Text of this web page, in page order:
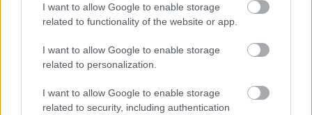
I want to allow Google to enable storage
related to functionality of the website or app.
I want to allow Google to enable storage
related to personalization.
I want to allow Google to enable storage
related to security, including authentication
Támogasd adományoddal
a ManUtdFanatics.hu működését!